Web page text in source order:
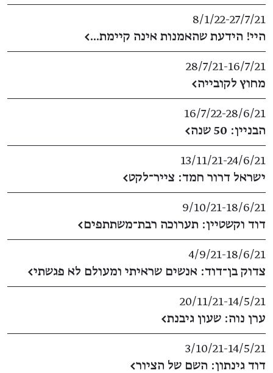
27/7/21
​-​
8/1/22
היי! הידעת שהאמנות אינה קיימת...←
16/7/21
​-​
28/7/21
מחוץ לקובייה←
28/6/21
​-​
16/7/22
הבניין: 50 שנה
←
24/6/21
​-​
13/11/21
ישראל דרור חמד: צייר־לקט←
18/6/21
​-​
9/10/21
דוד וקשטיין: תערוכה רבת־משתתפים←
18/6/21
​-​
4/9/21
צדוק בן־דוד: אנשים שראיתי ומעולם לא פגשתי←
14/5/21
​-​
20/11/21
ערן נוה: שעון גיבנת←
14/5/21
​-​
3/10/21
דוד גינתון: השם של הציור←